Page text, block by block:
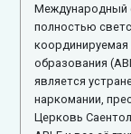
Международный
полностью
образования
является
наркомании,
Церковь